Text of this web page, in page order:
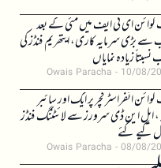
ای ٹی ایف میں مئی کے بعد
بڑی سرمایہ کاری، ایتھریم فنڈز کی
زیادہ نمایاں
Owais Paracha 10/08/
انفراسٹرکچر پر ایک اور سائبر
ایل این ڈی سرورز سے لائٹننگ فنڈز
کیے گئے
Owais Paracha 08/08/